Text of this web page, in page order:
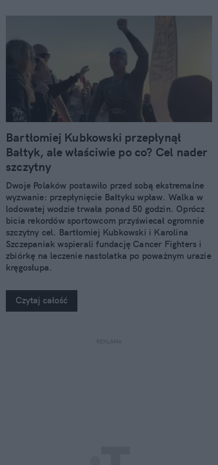
Bartłomiej Kubkowski przepłynął
Bałtyk, ale właściwie po co? Cel nader
szczytny
Dwoje Polaków postawiło przed sobą ekstremalne
wyzwanie: przepłynięcie Bałtyku wpław. Walka w
lodowatej wodzie trwała ponad 50 godzin. Oprócz
bicia rekordów sportowcom przyświecał ogromnie
szczytny cel. Bartłomiej Kubkowski i Karolina
Szczepaniak wspierali fundację Cancer Fighters i
zbiórkę na leczenie nastolatka po poważnym urazie
kręgosłupa.
Czytaj całość
REKLAMA